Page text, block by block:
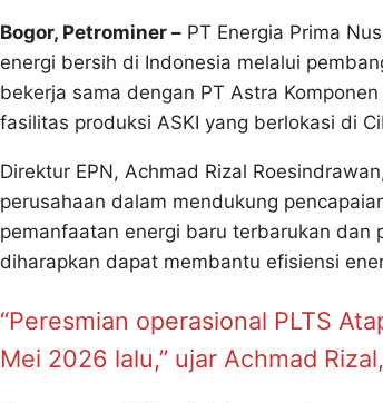
Bogor, Petrominer – PT Energia Prima
energi bersih di Indonesia melalui
bekerja sama dengan PT Astra
fasilitas produksi ASKI yang berlokasi di
Direktur EPN, Achmad Rizal
perusahaan dalam mendukung
pemanfaatan energi baru terbarukan dan
diharapkan dapat membantu efisiensi
“Peresmian operasional PLTS
Mei 2026 lalu,” ujar Achmad